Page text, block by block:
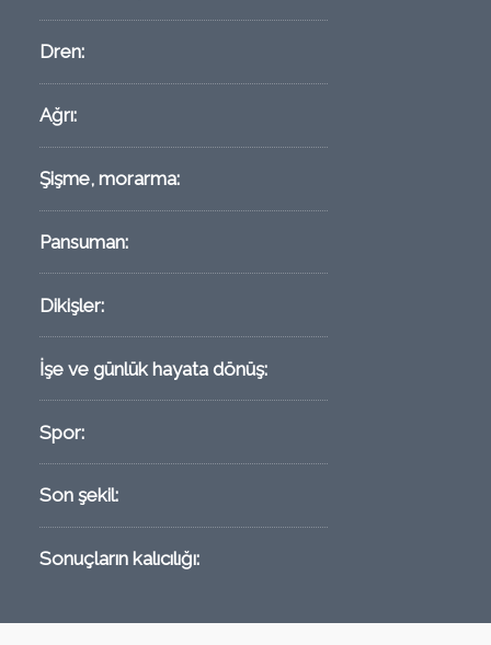
Dren:
Ağrı:
Şişme, morarma:
Pansuman:
Dikişler:
İşe ve günlük hayata dönüş:
Spor:
Son şekil:
Sonuçların kalıcılığı: